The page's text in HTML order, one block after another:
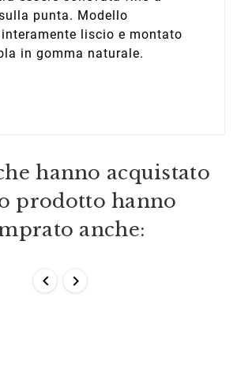
punta. Modello
liscio e montato
in gomma naturale.
hanno acquistato
prodotto hanno
anche:
 